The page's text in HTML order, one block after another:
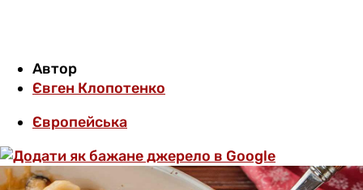
Автор
Євген Клопотенко
Європейська